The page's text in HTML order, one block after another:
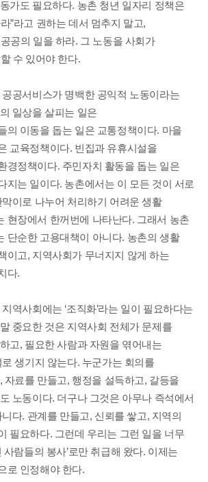
가도 필요하다. 농촌 청년 일자리 정책은
”라고 권하는 데서 멈추지 말고,
공의 일을 하라. 그 노동을 사회가
수 있어야 한다.
공서비스가 명백한 공익적 노동이라는
일상을 살피는 일은
의 이동을 돕는 일은 교통정책이다. 마을
교육정책이다. 빈집과 유휴시설을
경정책이다. 주민자치 활동을 돕는 일은
지는 일이다. 농촌에서는 이 모든 것이 서로
이로 나누어 처리하기 어려운 생활
현장에서 한꺼번에 나타난다. 그래서 농촌
단순한 고용대책이 아니다. 농촌의 생활
이고, 지역사회가 무너지지 않게 하는
다.
역사회에는 ‘조직화’라는 일이 필요하다는
중요한 것은 지역사회 전체가 문제를
고, 필요한 사람과 자원을 엮어내는
로 생기지 않는다. 누군가는 회의를
, 자료를 만들고, 행정을 설득하고, 갈등을
노동이다. 더구나 그것은 아무나 즉석에서
니다. 관계를 만들고, 신뢰를 쌓고, 지역의
필요하다. 그런데 우리는 그런 일을 너무
사람들의 봉사’로만 취급해 왔다. 이제는
로 인정해야 한다.